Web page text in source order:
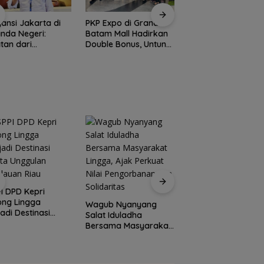
di Grand
Mall Hadirkan
Bonus, Untung
Amsakar Achmad
Resmi Buka Batam
Grassroot Football
Nyanyang
Iduladha
Peringati HPN 2026,
Komunitas Jurnalis
hingga Ziarah Makam
Tokoh Pers